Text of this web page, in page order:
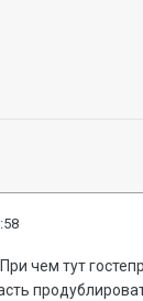
чем тут